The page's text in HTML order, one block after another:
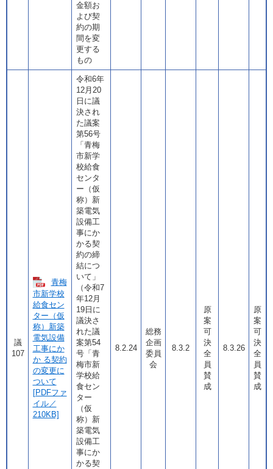
金額お
よび契
約の期
間を変
更する
もの
議
107
青梅
市新学校
給食セン
ター（仮
称）新築
電気設備
工事にか
か る契約
の変更に
ついて
[PDFファ
イル／
210KB]
令和6年
12月20
日に議
決され
た議案
第56号
「青梅
市新学
校給食
センタ
ー（仮
称）新
築電気
設備工
事にか
かる契
約の締
結につ
いて」
（令和7
年12月
19日に
議決さ
れた議
案第54
号「青
梅市新
学校給
食セン
ター
（仮
称）新
築電気
設備工
事にか
かる契
8.2.24
総務
企画
委員
会
8.3.2
原
案
可
決
全
員
賛
成
8.3.26
原
案
可
決
全
員
賛
成